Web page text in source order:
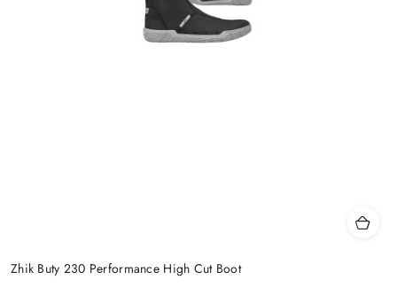
Zhik Buty 230 Performance High Cut Boot